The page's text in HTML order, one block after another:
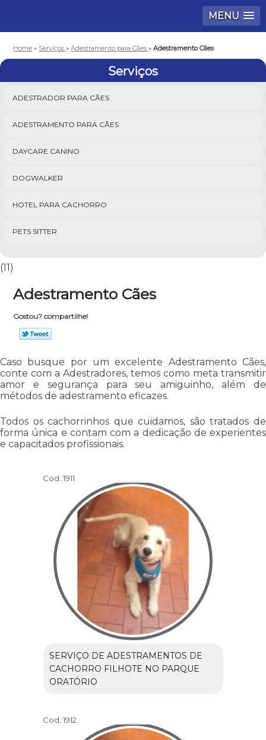
MENU
Home » Serviços»Adestramento para Cães»Adestramento Cães
Serviços
ADESTRADOR PARA CÃES
ADESTRAMENTO PARA CÃES
DAYCARE CANINO
DOGWALKER
HOTEL PARA CACHORRO
PETS SITTER
(11)
Adestramento Cães
Gostou? compartilhe!
Caso busque por um excelente Adestramento Cães,
conte com a Adestradores, temos como meta transmitir
amor e segurança para seu amiguinho, além de
métodos de adestramento eficazes.
Todos os cachorrinhos que cuidamos, são tratados de
forma única e contam com a dedicação de experientes
e capacitados profissionais.
Cod.:1911
SERVIÇO DE ADESTRAMENTOS DE
CACHORRO FILHOTE NO PARQUE
ORATÓRIO
Cod.:1912